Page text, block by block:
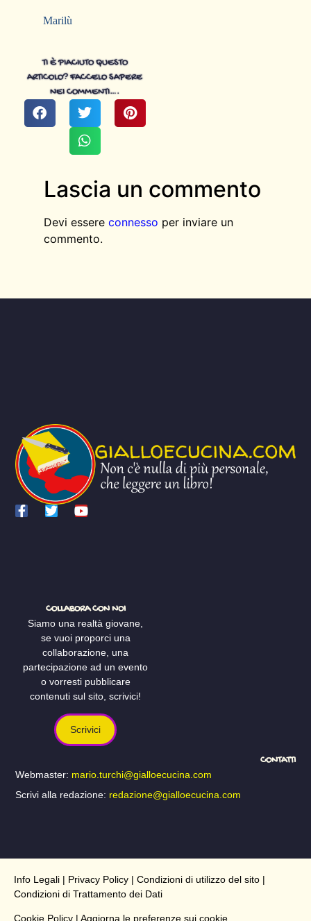
TI È PIACIUTO QUESTO
ARTICOLO? FACCELO SAPERE
NEI COMMENTI….
Marilù
Lascia un commento
Devi essere connesso per inviare un
commento.
COLLABORA CON NOI
Siamo una realtà giovane,
se vuoi proporci una
collaborazione, una
partecipazione ad un evento
o vorresti pubblicare
contenuti sul sito, scrivici!
Scrivici
CONTATTI
Webmaster: mario.turchi@gialloecucina.com
Scrivi alla redazione: redazione@gialloecucina.com
Info Legali | Privacy Policy | Condizioni di utilizzo del sito |
Condizioni di Trattamento dei Dati
Cookie Policy | Aggiorna le preferenze sui cookie